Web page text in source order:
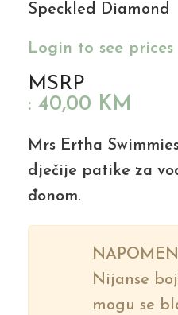
Speckled Diamond
Login to see prices
MSRP
: 40,00 KM
Mrs Ertha
dječije patike za
đonom.
Nijanse
mogu se